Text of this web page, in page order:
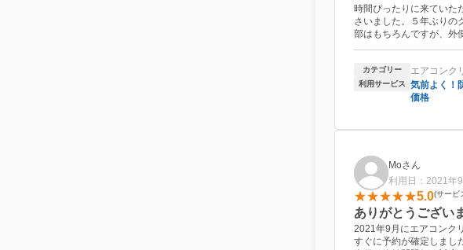
時間ぴったりに来ていた
さいました。５年ぶりの
部はもちろんですが、外
ンも新品のようになり
カテゴリー エアコンク
利用サービス
気前よく！
価格
Moさん
利用日：2021年9
5.0 サービ
ありがとうござい
2021年9月にエアコンク
すぐに予約が確定しまし